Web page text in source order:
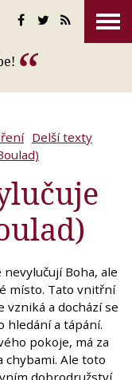
Delší texty
Boha, ale
místo. Tato vnitřní
vzniká a dochází se
hledání a tápání.
pokoje, má za
chybami. Ale toto